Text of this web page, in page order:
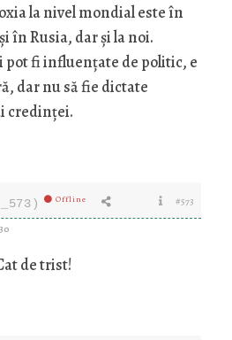
la nivel mondial este în
în Rusia, dar și la noi.
pot fi influențate de politic, e
dar nu să fie dictate
credinței.
Offline #573
de trist!